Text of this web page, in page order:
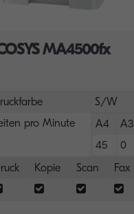
MA4500fx
S/W
pro Minute
A4
A3
45
0
Kopie Scan Fax